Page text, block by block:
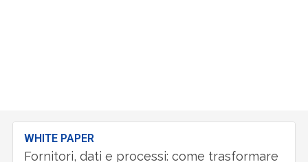
WHITE PAPER
Fornitori, dati e processi: come trasformare